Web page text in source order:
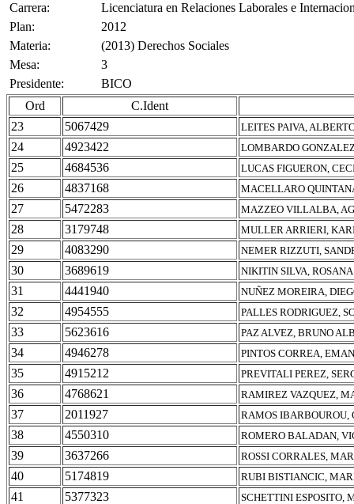
Carrera:
Licenciatura en Relaciones Laborales e
Plan:
2012
Materia:
(2013) Derechos Sociales
Mesa:
3
Presidente:
BICO
Ord
C.Ident
23
5067429 LEITES PAIVA,
24 4923422 LOMBARDO
25 4684536 LUCAS FIGUERON,
26 4837168 MACELLARO
27 5472283 MAZZEO VILLALBA,
28 3179748 MULLER ARRIERI,
29 4083290 NEMER RIZZUTI,
30 3689619 NIKITIN SILVA,
31 4441940 NUÑEZ MOREIRA,
32 4954555 PALLES RODRIGUEZ,
33 5623616 PAZ ALVEZ, BRUNO
34 4946278 PINTOS CORREA,
35 4915212 PREVITALI PEREZ,
36 4768621 RAMIREZ VAZQUEZ,
37 2011927 RAMOS
38 4550310 ROMERO BALADAN,
39 3637266 ROSSI CORRALES,
40 5174819 RUBI BISTIANCIC,
41 5377323 SCHETTINI ESPOSITO,